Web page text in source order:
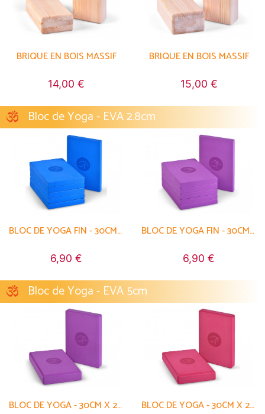
BRIQUE EN BOIS MASSIF
14,00 €
BRIQUE EN BOIS MASSIF
15,00 €
Bloc de Yoga - EVA 2.8cm
BLOC DE YOGA FIN - 30CM X 20CM X 2,8CM
6,90 €
BLOC DE YOGA FIN - 30CM X 20CM X 2,8CM
6,90 €
Bloc de Yoga - EVA 5cm
BLOC DE YOGA - 30CM X 20CM X 5CM BLOC DE YOGA - 30CM X 20CM X 5CM